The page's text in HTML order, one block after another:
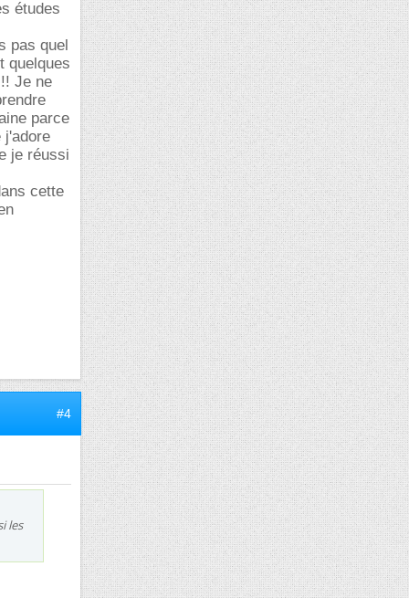
études
pas quel
quelques
Je ne
parce
j'adore
je réussi
cette
#4
les